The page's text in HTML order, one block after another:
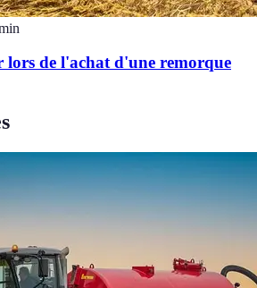
lors de l'achat d'une remorque